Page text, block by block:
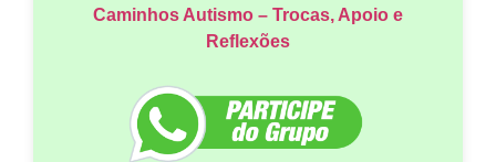
Caminhos Autismo – Trocas, Apoio e
Reflexões